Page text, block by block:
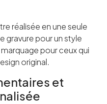
réalisée en une seule
gravure pour un style
pour ceux qui
original.
et